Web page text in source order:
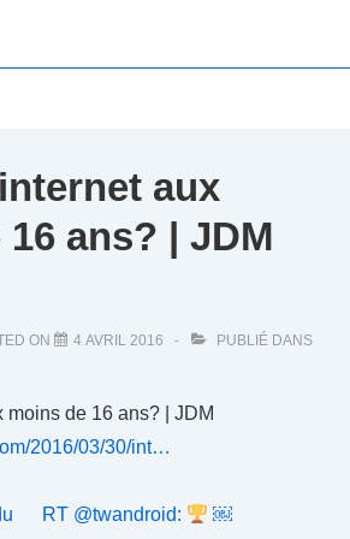
aux
ans? | JDM
ON 4 AVRIL 2016
PUBLIÉ DANS
moins de 16 ans? | JDM
2016/03/30/int…
Next
RT @twandroid:
￼